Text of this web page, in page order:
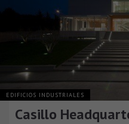
EDIFICIOS INDUSTRIALES
Casillo